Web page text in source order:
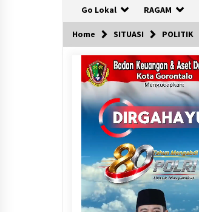
Go Lokal RAGAM
Home SITUASI POLITIK